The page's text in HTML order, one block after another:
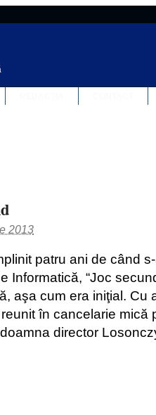
2013
patru ani de când
Informatică, “Joc
aşa cum era iniţial. Cu
în cancelarie mică
director